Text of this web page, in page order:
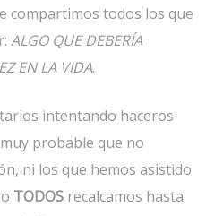
compartimos todos los que
ALGO QUE DEBERÍA
EN LA VIDA.
intentando haceros
probable que no
ni los que hemos asistido
TODOS recalcamos hasta